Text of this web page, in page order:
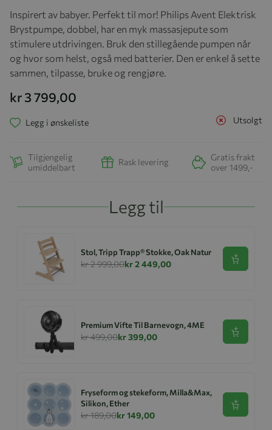
Inspirert av babyer. Perfekt til mor! Philips Avent Elektrisk
Brystpumpe, dobbel, har en myk massasjepute som
stimulere utdrivingen. Bruk den stillegående pumpen når
og hvor som helst, også med batterier. Den er enkel å sette
sammen, tilpasse, bruke og rengjøre.
kr 3 799,00
Utsolgt
Legg i ønskeliste
Tilgjengelig
umiddelbart
Rask levering
Gratis frakt
over 1499,-
Legg til
Stol, Tripp Trapp® Stokke, Oak Natur
kr 2 999,00kr 2 449,00 Se
Premium Vifte Til Barnevogn, 4ME
kr 499,00kr 399,00 Se
Fryseform og stekeform, Milla&Max,
Silikon, Ether
kr 189,00kr 149,00
Se